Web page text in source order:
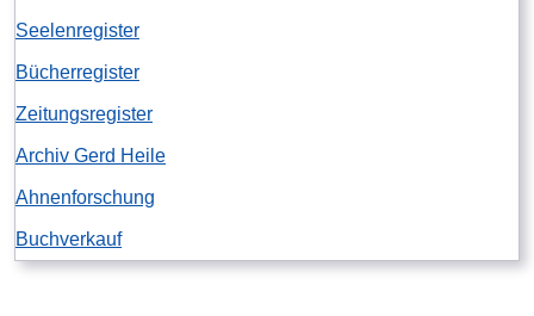
Seelenregister
Bücherregister
Zeitungsregister
Archiv Gerd Heile
Ahnenforschung
Buchverkauf